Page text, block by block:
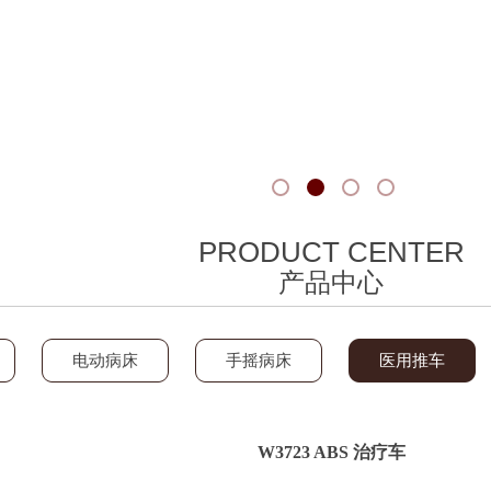
PRODUCT CENTER
产品中心
电动病床 手摇病床 医用推车
W3723 ABS 治疗车